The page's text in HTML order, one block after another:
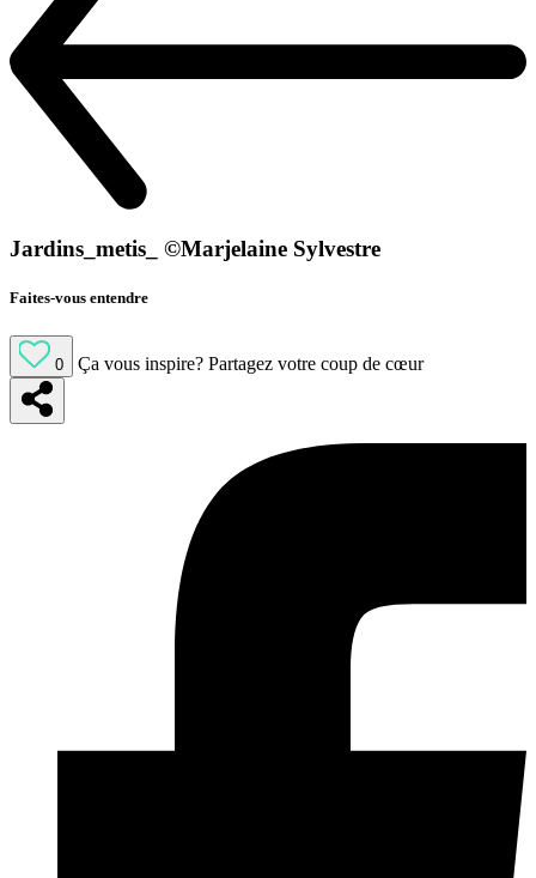
Jardins_metis_ ©Marjelaine Sylvestre
Faites-vous entendre
0 Ça vous inspire? Partagez votre coup de cœur